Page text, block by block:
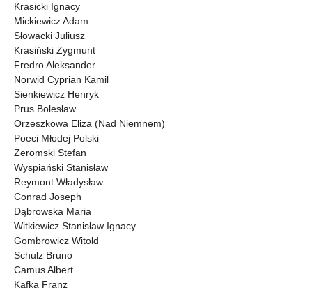
Krasicki Ignacy
Mickiewicz Adam
Słowacki Juliusz
Krasiński Zygmunt
Fredro Aleksander
Norwid Cyprian Kamil
Sienkiewicz Henryk
Prus Bolesław
Orzeszkowa Eliza (Nad Niemnem)
Poeci Młodej Polski
Żeromski Stefan
Wyspiański Stanisław
Reymont Władysław
Conrad Joseph
Dąbrowska Maria
Witkiewicz Stanisław Ignacy
Gombrowicz Witold
Schulz Bruno
Camus Albert
Kafka Franz